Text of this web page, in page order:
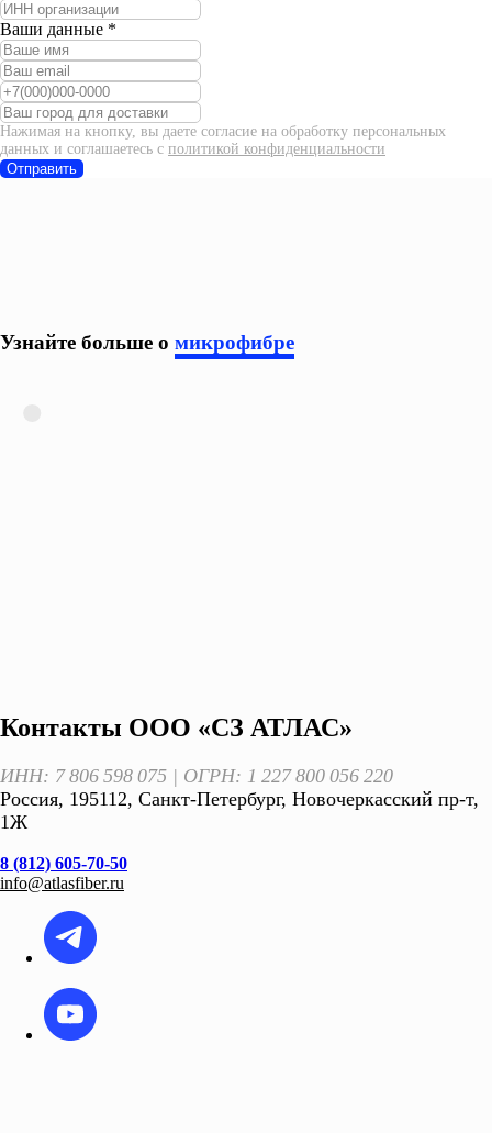
Ваши данные *
Нажимая на кнопку, вы даете согласие на обработку персональных
данных и соглашаетесь c политикой конфиденциальности
Отправить
Узнайте больше о микрофибре
Контакты ООО «СЗ АТЛАС»
ИНН: 7 806 598 075 | ОГРН: 1 227 800 056 220
Россия, 195112, Санкт-Петербург, Новочеркасский пр-т,
1Ж
8 (812) 605-70-50
info@atlasfiber.ru